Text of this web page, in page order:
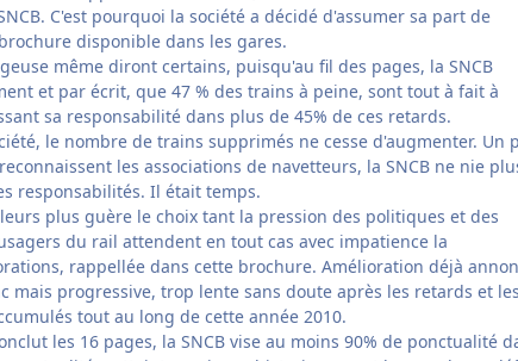
C'est pourquoi la société a décidé d'assumer sa part de
disponible dans les gares.
même diront certains, puisqu'au fil des pages, la SNCB
et par écrit, que 47 % des trains à peine, sont tout à fait à
sa responsabilité dans plus de 45% de ces retards.
le nombre de trains supprimés ne cesse d'augmenter. Un
les associations de navetteurs, la SNCB ne nie
responsabilités. Il était temps.
plus guère le choix tant la pression des politiques et des
du rail attendent en tout cas avec impatience la
rappellée dans cette brochure. Amélioration déjà
mais progressive, trop lente sans doute après les retards et
tout au long de cette année 2010.
les 16 pages, la SNCB vise au moins 90% de ponctualité